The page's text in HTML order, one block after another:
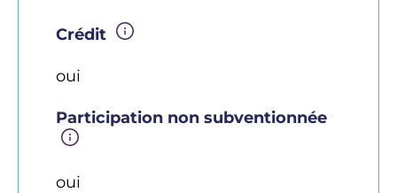
Crédit
oui
Participation non subventionnée
oui